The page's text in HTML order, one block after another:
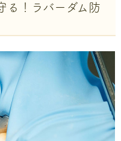
る！ラバーダム防